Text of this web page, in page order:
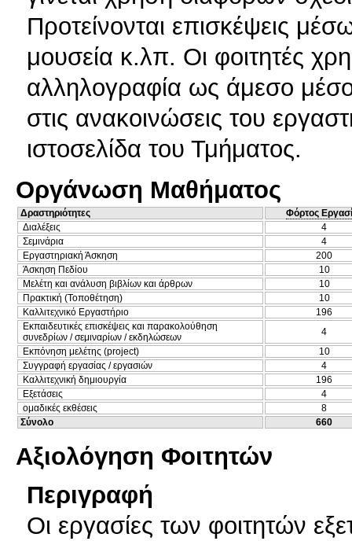
Προτείνονται επισκέψεις
μουσεία κ.λπ. Οι φοιτητές
αλληλογραφία ως άμεσο
στις ανακοινώσεις του
ιστοσελίδα του Τμήματος.
Οργάνωση Μαθήματος
Δραστηριότητες
Φόρτος
Διαλέξεις
4
Σεμινάρια
4
Εργαστηριακή Άσκηση
200
Άσκηση Πεδίου
10
Μελέτη και ανάλυση βιβλίων και άρθρων
10
Πρακτική (Τοποθέτηση)
10
Καλλιτεχνικό Εργαστήριο
196
Εκπαιδευτικές επισκέψεις και παρακολούθηση
συνεδρίων / σεμιναρίων / εκδηλώσεων
4
Εκπόνηση μελέτης (project)
10
Συγγραφή εργασίας / εργασιών
4
Καλλιτεχνική δημιουργία
196
Εξετάσεις
4
ομαδικές εκθέσεις
8
Σύνολο
660
Αξιολόγηση Φοιτητών
Περιγραφή
Οι εργασίες των φοιτητών